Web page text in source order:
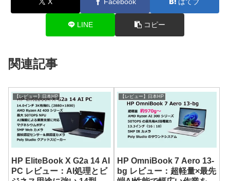
LINE コピー
関連記事
【レビュー】日本HP
HP EliteBook X G2a 14 AI
PC レビュー：AI処理とビ
【レビュー】日本HP
HP OmniBook 7 Aero 13-
bg レビュー：超軽量×最先